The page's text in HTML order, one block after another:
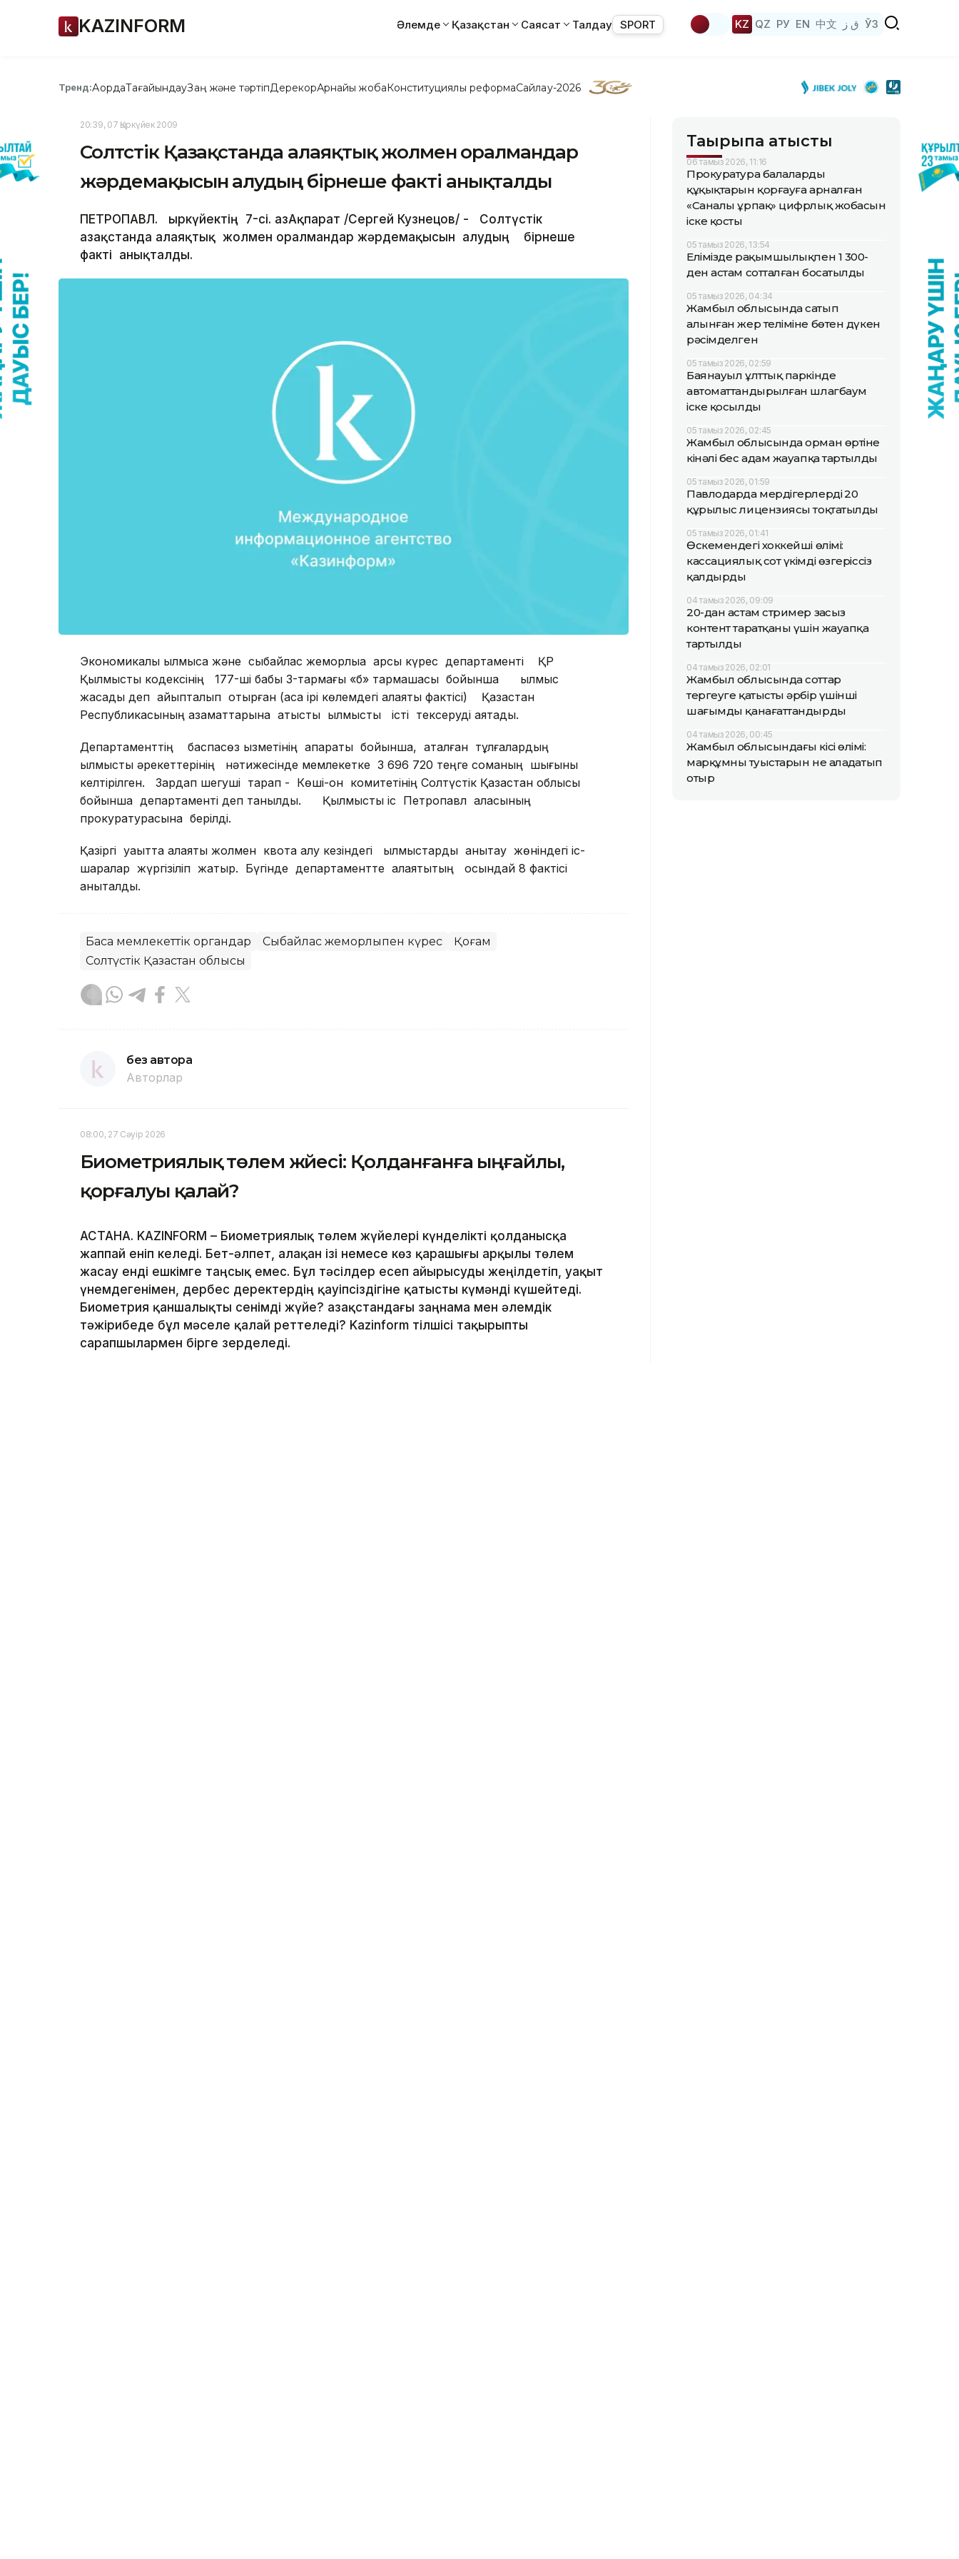
KAZINFORM Әлемде Қазақстан Саясат Талдау SPORT KZ QZ РУ EN 中文 ق ز ЎЗ
Тренд:АқордаТағайындауЗаң және тәртіпДерекқорАрнайы жобаКонституциялық реформаСайлау-2026
20:39, 07 Қыркүйек 2009
Солтүстік Қазақстанда алаяқтық жолмен оралмандар
жәрдемақысын алудың бірнеше факті анықталды
ПЕТРОПАВЛ. Қыркүйектің 7-сі. ҚазАқпарат /Сергей Кузнецов/ - Солтүстік
Қазақстанда алаяқтық жолмен оралмандар жәрдемақысын алудың бірнеше
факті анықталды.
Экономикалық қылмысқа және сыбайлас жемқорлыққа қарсы күрес департаменті ҚР
Қылмыстық кодексінің 177-ші бабы 3-тармағы «б» тармақшасы бойынша қылмыс
жасады деп айыпталып отырған (аса ірі көлемдегі алаяқтық фактісі) Қазақстан
Республикасының азаматтарына қатысты қылмыстық істі тексеруді аяқтады.
Департаменттің баспасөз қызметінің ақпараты бойынша, аталған тұлғалардың
қылмыстық әрекеттерінің нәтижесінде мемлекетке 3 696 720 теңге соманың шығыны
келтірілген. Зардап шегуші тарап - Көші-қон комитетінің Солтүстік Қазақстан облысы
бойынша департаменті деп танылды. Қылмыстық іс Петропавл қаласының
прокуратурасына берілді.
Қазіргі уақытта алаяқтық жолмен квота алу кезіндегі қылмыстарды анықтау жөніндегі іс-
шаралар жүргізіліп жатыр. Бүгінде департаментте алаяқтықтың осындай 8 фактісі
анықталды.
Басқа мемлекеттік органдар Сыбайлас жемқорлықпен күрес
Қоғам
Солтүстік Қазақстан облысы
без автора
Авторлар
08:00, 27 Сәуір 2026
Биометриялық төлем жүйесі: Қолданғанға ыңғайлы,
қорғалуы қалай?
АСТАНА. KAZINFORM – Биометриялық төлем жүйелері күнделікті қолданысқа
жаппай еніп келеді. Бет-әлпет, алақан ізі немесе көз қарашығы арқылы төлем
жасау енді ешкімге таңсық емес. Бұл тәсілдер есеп айырысуды жеңілдетіп, уақыт
үнемдегенімен, дербес деректердің қауіпсіздігіне қатысты күмәнді күшейтеді.
Биометрия қаншалықты сенімді жүйе? Қазақстандағы заңнама мен әлемдік
тәжірибеде бұл мәселе қалай реттеледі? Kazinform тілшісі тақырыпты
сарапшылармен бірге зерделеді.
Тақырыпқа қатысты
06 тамыз 2026, 11:16
Прокуратура балалардың
құқықтарын қорғауға арналған
«Саналы ұрпақ» цифрлық жобасын
іске қосты
05 тамыз 2026, 13:54
Елімізде рақымшылықпен 1 300-
ден астам сотталған босатылды
05 тамыз 2026, 04:34
Жамбыл облысында сатып
алынған жер теліміне бөтен дүкен
рәсімделген
05 тамыз 2026, 02:59
Баянауыл ұлттық паркінде
автоматтандырылған шлагбаум
іске қосылды
05 тамыз 2026, 02:45
Жамбыл облысында орман өртіне
кінәлі бес адам жауапқа тартылды
05 тамыз 2026, 01:59
Павлодарда мердігерлердің 20
құрылыс лицензиясы тоқтатылды
05 тамыз 2026, 01:41
Өскемендегі хоккейші өлімі:
кассациялық сот үкімді өзгеріссіз
қалдырды
04 тамыз 2026, 09:09
20-дан астам стример заңсыз
контент таратқаны үшін жауапқа
тартылды
04 тамыз 2026, 02:01
Жамбыл облысында соттар
тергеуге қатысты әрбір үшінші
шағымды қанағаттандырды
04 тамыз 2026, 00:45
Жамбыл облысындағы кісі өлімі:
марқұмның туыстарын не алаңдатып
отыр